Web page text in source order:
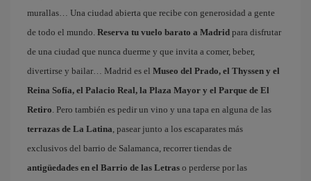
murallas… Una ciudad abierta que recibe con generosidad a gente
de todo el mundo. Reserva tu vuelo barato a Madrid para disfrutar
de una ciudad que nunca duerme y que invita a comer, beber,
divertirse y bailar… Madrid es el Museo del Prado, el Thyssen y el
Reina Sofía, el Palacio Real, la Plaza Mayor y el Parque de El
Retiro. Pero también es pedir un vino y una tapa en alguna de las
terrazas de La Latina, pasear junto a los escaparates más
exclusivos del barrio de Salamanca, recorrer tiendas de
antigüedades en el Barrio de las Letras o perderse por las